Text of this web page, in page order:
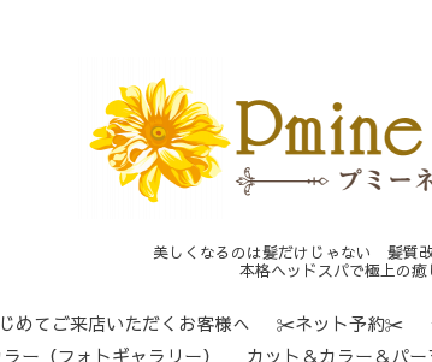
美しくなるのは髪だけじゃない 髪質改
本格ヘッドスパで極上の癒
めてご来店いただくお客様へ ✂ネット予約✂
ー（フォトギャラリー）
カット＆カラー＆パー